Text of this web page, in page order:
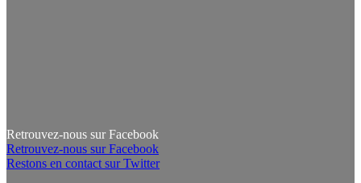
Retrouvez-nous sur Facebook
Retrouvez-nous sur Facebook
Restons en contact sur Twitter